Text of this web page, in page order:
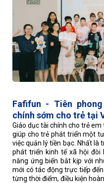
Fafifun - Tiên
chính sớm cho trẻ tại
Giáo dục tài chính cho trẻ
giúp cho trẻ phát triển một
việc quản lý tiền bạc. Nhất là
phát triển kinh tế xã hội đòi
năng ứng biến bắt kịp với
mới có tác động trực tiếp
từng thời điểm, điều kiện